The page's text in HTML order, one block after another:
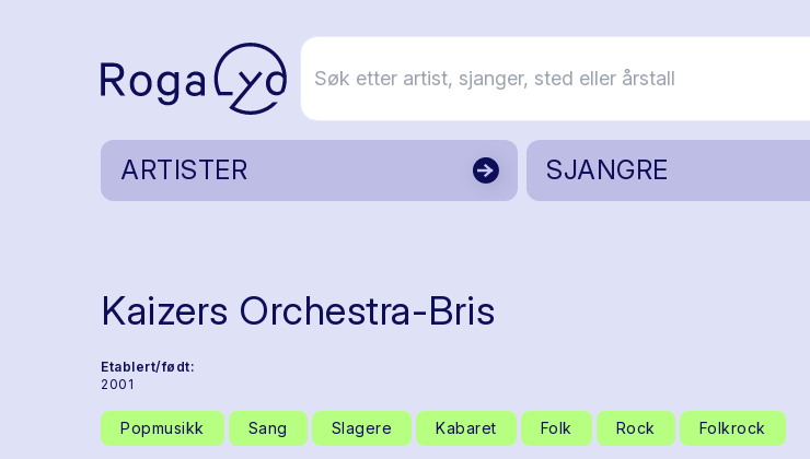
ARTISTER SJANGRE
Kaizers Orchestra-Bris
Etablert/født:
2001
Popmusikk Sang Slagere Kabaret Folk Rock Folkrock